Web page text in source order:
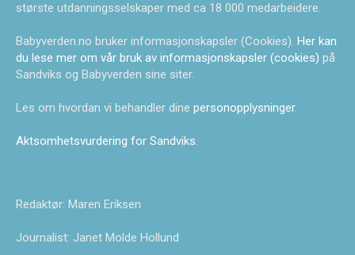
største utdanningsselskaper med ca 18 000 medarbeidere.
Babyverden.no bruker informasjonskapsler (Cookies). Her kan
du lese mer om vår bruk av informasjonskapsler (cookies) på
Sandviks og Babyverden sine siter.
Les om hvordan vi behandler dine personopplysninger.
Aktsomhetsvurdering for Sandviks.
Redaktør: Maren Eriksen
Journalist: Janet Molde Hollund